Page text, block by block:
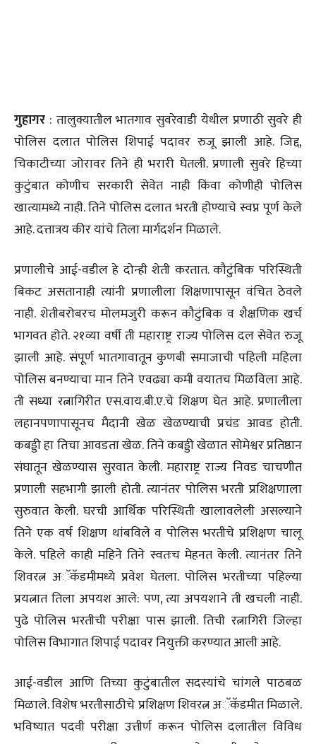
गुहागर : तालुक्यातील भातगाव सुवरेवाडी येथील प्रणाठी सुवरे ही
पोलिस दलात पोलिस शिपाई पदावर रुजू झाली आहे. जिद्द,
चिकाटीच्या जोरावर तिने ही भरारी घेतली. प्रणाली सुवरे हिच्या
कुटुंबात कोणीच सरकारी सेवेत नाही किंवा कोणीही पोलिस
खात्यामध्ये नाही. तिने पोलिस दलात भरती होण्याचे स्वप्न पूर्ण केले
आहे. दत्तात्रय कीर यांचे तिला मार्गदर्शन मिळाले.
प्रणालीचे आई-वडील हे दोन्ही शेती करतात. कौटुंबिक परिस्थिती
बिकट असतानाही त्यांनी प्रणालीला शिक्षणापासून वंचित ठेवले
नाही. शेतीबरोबरच मोलमजुरी करून कौटुंबिक व शैक्षणिक खर्च
भागवत होते. २१व्या वर्षी ती महाराष्ट्र राज्य पोलिस दल सेवेत रुजू
झाली आहे. संपूर्ण भातगावातून कुणबी समाजाची पहिली महिला
पोलिस बनण्याचा मान तिने एवढ्या कमी वयातच मिळविला आहे.
ती सध्या रत्नागिरीत एस.वाय.बी.ए.चे शिक्षण घेत आहे. प्रणालीला
लहानपणापासूनच मैदानी खेळ खेळण्याची प्रचंड आवड होती.
कबड्डी हा तिचा आवडता खेळ. तिने कबड्डी खेळात सोमेश्वर प्रतिष्ठान
संघातून खेळण्यास सुरवात केली. महाराष्ट्र राज्य निवड चाचणीत
प्रणाली सहभागी झाली होती. त्यानंतर पोलिस भरती प्रशिक्षणाला
सुरुवात केली. घरची आर्थिक परिस्थिती खालावलेली असल्याने
तिने एक वर्ष शिक्षण थांबविले व पोलिस भरतीचे प्रशिक्षण चालू
केले. पहिले काही महिने तिने स्वतःच मेहनत केली. त्यानंतर तिने
शिवरत्न अॅकॅडमीमध्ये प्रवेश घेतला. पोलिस भरतीच्या पहिल्या
प्रयत्नात तिला अपयश आले: पण, त्या अपयशाने ती खचली नाही.
पुढे पोलिस भरतीची परीक्षा पास झाली. तिची रत्नागिरी जिल्हा
पोलिस विभागात शिपाई पदावर नियुक्ती करण्यात आली आहे.
आई-वडील आणि तिच्या कुटुंबातील सदस्यांचे चांगले पाठबळ
मिळाले. विशेष भरतीसाठीचे प्रशिक्षण शिवरत्न अॅकॅडमीत मिळाले.
भविष्यात पदवी परीक्षा उत्तीर्ण करून पोलिस दलातील विविध